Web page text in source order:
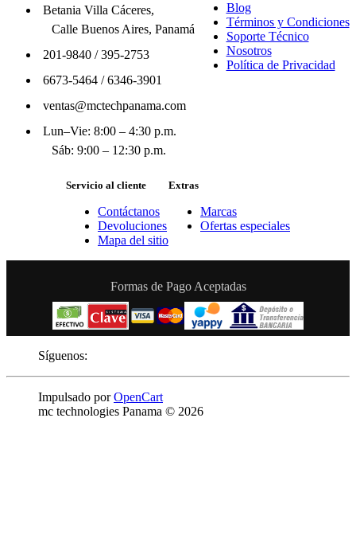
Betania Villa Cáceres,
Calle Buenos Aires, Panamá
201-9840/395-2753
6673-5464/6346-3901
ventas@mctechpanama.com
Lun–Vie: 8:00 – 4:30 p.m.
Sáb: 9:00 – 12:30 p.m.
Blog
Términos y Condiciones
Soporte Técnico
Nosotros
Política de Privacidad
Servicio al cliente
Contáctanos
Devoluciones
Mapa del sitio
Extras
Marcas
Ofertas especiales
Formas de Pago Aceptadas
Síguenos:
Impulsado porOpenCart
mc technologies Panama © 2026